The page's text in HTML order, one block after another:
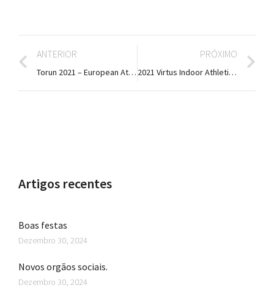
ANTERIOR
Torun 2021 – European Athletics Indoor Championships
PRÓXIMO
2021 Virtus Indoor Athletics Championships (Portugal)
Artigos recentes
Boas festas
Dezembro 30, 2024
Novos orgãos sociais.
Dezembro 30, 2024